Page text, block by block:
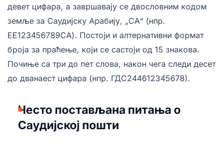
девет цифара, а завршавају се двословним кодом
земље за Саудијску Арабију, „СА“ (нпр.
ЕЕ123456789СА). Постоји и алтернативни формат
броја за праћење, који се састоји од 15 знакова.
Почиње са три до пет слова, након чега следи десет
до дванаест цифара (нпр. ГДС244612345678).
Често постављана питања о
Саудијској пошти